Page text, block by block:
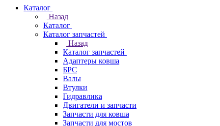
Каталог
Назад
Каталог
Каталог запчастей
Назад
Каталог запчастей
Адаптеры ковша
БРС
Валы
Втулки
Гидравлика
Двигатели и запчасти
Запчасти для ковша
Запчасти для мостов